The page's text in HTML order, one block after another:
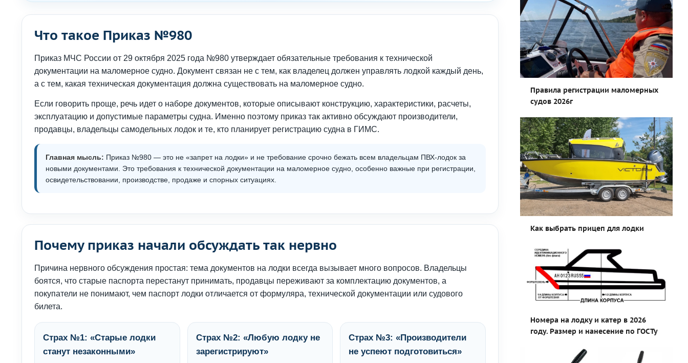
Что такое Приказ №980
Приказ МЧС России от 29 октября 2025 года №980 утверждает обязательные требования к технической
документации на маломерное судно. Документ связан не с тем, как владелец должен управлять лодкой каждый день,
а с тем, какая техническая документация должна существовать на маломерное судно.
Если говорить проще, речь идет о наборе документов, которые описывают конструкцию, характеристики, расчеты,
эксплуатацию и допустимые параметры судна. Именно поэтому приказ так активно обсуждают производители,
продавцы, владельцы самодельных лодок и те, кто планирует регистрацию судна в ГИМС.
Главная мысль: Приказ №980 — это не «запрет на лодки» и не требование срочно бежать всем владельцам ПВХ-лодок за
новыми документами. Это требования к технической документации на маломерное судно, особенно важные при регистрации,
освидетельствовании, производстве, продаже и спорных ситуациях.
Почему приказ начали обсуждать так нервно
Причина нервного обсуждения простая: тема документов на лодки всегда вызывает много вопросов. Владельцы
боятся, что старые паспорта перестанут принимать, продавцы переживают за комплектацию документов, а
покупатели не понимают, чем паспорт лодки отличается от формуляра, технической документации или судового
билета.
Страх №1: «Старые лодки
станут незаконными»
Страх №2: «Любую лодку не
зарегистрируют»
Страх №3: «Производители
не успеют подготовиться»
Правила регистрации маломерных
судов 2026г
Как выбрать прицеп для лодки
Номера на лодку и катер в 2026
году. Размер и нанесение по ГОСТу